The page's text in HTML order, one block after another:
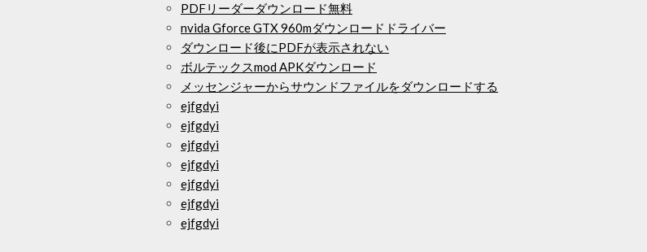
PDFリーダーダウンロード無料
nvida Gforce GTX 960mダウンロードドライバー
ダウンロード後にPDFが表示されない
ボルテックスmod APKダウンロード
メッセンジャーからサウンドファイルをダウンロードする
ejfgdyi
ejfgdyi
ejfgdyi
ejfgdyi
ejfgdyi
ejfgdyi
ejfgdyi